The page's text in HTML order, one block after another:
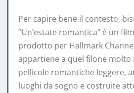
Per capire bene il contesto,
“Un’estate romantica” è un
prodotto per Hallmark
appartiene a quel filone molto
pellicole romantiche leggere,
luoghi da sogno e costruite